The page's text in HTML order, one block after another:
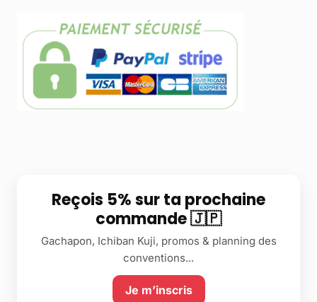
Reçois 5% sur ta prochaine
commande 🇯🇵
Gachapon, Ichiban Kuji, promos & planning des
conventions...
Je m’inscris